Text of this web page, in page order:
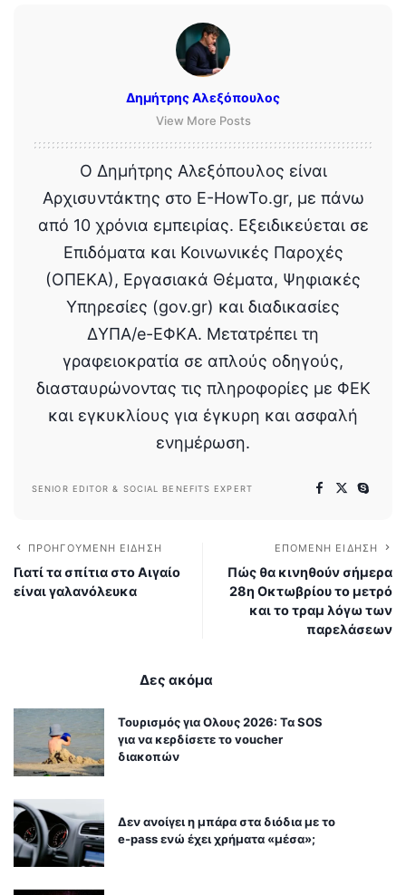
Δημήτρης Αλεξόπουλος
View More Posts
Ο Δημήτρης Αλεξόπουλος είναι
Αρχισυντάκτης στο E-HowTo.gr, με πάνω
από 10 χρόνια εμπειρίας. Εξειδικεύεται σε
Επιδόματα και Κοινωνικές Παροχές
(ΟΠΕΚΑ), Εργασιακά Θέματα, Ψηφιακές
Υπηρεσίες (gov.gr) και διαδικασίες
ΔΥΠΑ/e-ΕΦΚΑ. Μετατρέπει τη
γραφειοκρατία σε απλούς οδηγούς,
διασταυρώνοντας τις πληροφορίες με ΦΕΚ
και εγκυκλίους για έγκυρη και ασφαλή
ενημέρωση.
SENIOR EDITOR & SOCIAL BENEFITS EXPERT
ΠΡΟΗΓΟΎΜΕΝΗ ΕΊΔΗΣΗ
Γιατί τα σπίτια στο Αιγαίο
είναι γαλανόλευκα
ΕΠΌΜΕΝΗ ΕΊΔΗΣΗ
Πώς θα κινηθούν σήμερα
28η Οκτωβρίου το μετρό
και το τραμ λόγω των
παρελάσεων
Δες ακόμα
Τουρισμός για Ολους 2026: Τα SOS
για να κερδίσετε το voucher
διακοπών
Δεν ανοίγει η μπάρα στα διόδια με το
e-pass ενώ έχει χρήματα «μέσα»;